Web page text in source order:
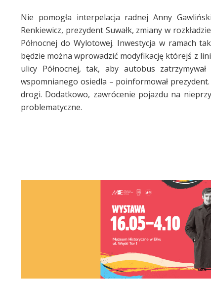
Nie pomogła interpelacja radnej Anny
Renkiewicz, prezydent Suwałk, zmiany w
Północnej do Wylotowej. Inwestycja w ramach
będzie można wprowadzić modyfikację którejś z
ulicy Północnej, tak, aby autobus
wspomnianego osiedla – poinformował
drogi. Dodatkowo, zawrócenie pojazdu na
problematyczne.